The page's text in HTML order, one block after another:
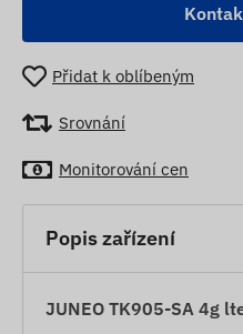
Přidat k oblíbeným
Srovnání
Monitorování cen
Popis zařízení
JUNEO TK905-SA 4g